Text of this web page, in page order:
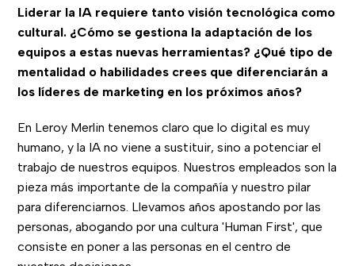
Liderar la IA requiere tanto visión tecnológica como
cultural. ¿Cómo se gestiona la adaptación de los
equipos a estas nuevas herramientas? ¿Qué tipo de
mentalidad o habilidades crees que diferenciarán a
los líderes de marketing en los próximos años?
En Leroy Merlin tenemos claro que lo digital es muy
humano, y la IA no viene a sustituir, sino a potenciar el
trabajo de nuestros equipos. Nuestros empleados son la
pieza más importante de la compañía y nuestro pilar
para diferenciarnos. Llevamos años apostando por las
personas, abogando por una cultura 'Human First', que
consiste en poner a las personas en el centro de